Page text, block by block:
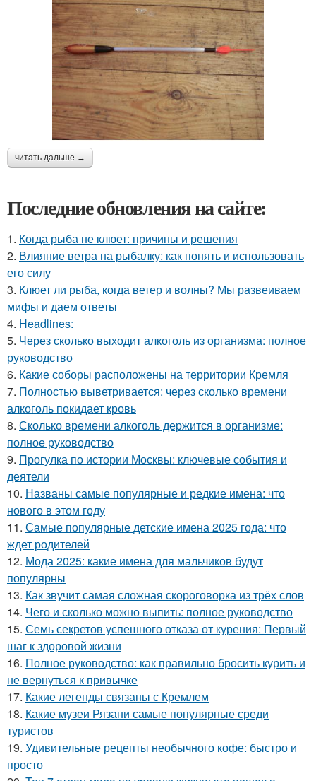
читать дальше →
Последние обновления на сайте:
1. Когда рыба не клюет: причины и решения
2. Влияние ветра на рыбалку: как понять и использовать
его силу
3. Клюет ли рыба, когда ветер и волны? Мы развеиваем
мифы и даем ответы
4. Headlines:
5. Через сколько выходит алкоголь из организма: полное
руководство
6. Какие соборы расположены на территории Кремля
7. Полностью выветривается: через сколько времени
алкоголь покидает кровь
8. Сколько времени алкоголь держится в организме:
полное руководство
9. Прогулка по истории Москвы: ключевые события и
деятели
10. Названы самые популярные и редкие имена: что
нового в этом году
11. Самые популярные детские имена 2025 года: что
ждет родителей
12. Мода 2025: какие имена для мальчиков будут
популярны
13. Как звучит самая сложная скороговорка из трёх слов
14. Чего и сколько можно выпить: полное руководство
15. Семь секретов успешного отказа от курения: Первый
шаг к здоровой жизни
16. Полное руководство: как правильно бросить курить и
не вернуться к привычке
17. Какие легенды связаны с Кремлем
18. Какие музеи Рязани самые популярные среди
туристов
19. Удивительные рецепты необычного кофе: быстро и
просто